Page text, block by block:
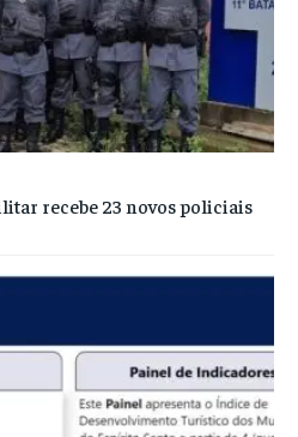
recebe 23 novos policiais